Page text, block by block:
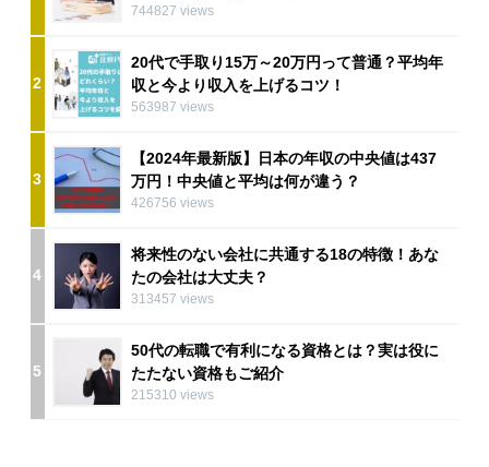
744827 views
2
20代で手取り15万～20万円って普通？平均年
収と今より収入を上げるコツ！
563987 views
3
【2024年最新版】日本の年収の中央値は437
万円！中央値と平均は何が違う？
426756 views
4
将来性のない会社に共通する18の特徴！あな
たの会社は大丈夫？
313457 views
5
50代の転職で有利になる資格とは？実は役に
たたない資格もご紹介
215310 views